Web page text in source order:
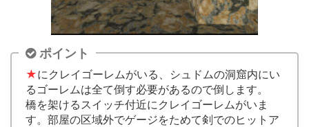
ポイント
★にクレイゴーレムがいる、シュドムの洞窟内にい
るゴーレムは全て倒す必要があるので倒します。
橋を架けるスイッチ付近にクレイゴーレムがいま
す。部屋の区域外でゲージをためて剣でのヒットア